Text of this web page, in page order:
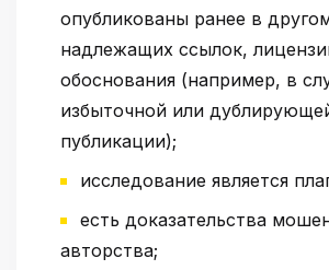
опубликованы ранее в
надлежащих ссылок,
обоснования (например, в
избыточной или
публикации);
исследование является
есть доказательства
авторства;